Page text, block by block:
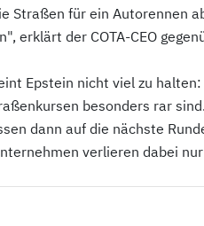
Straßen für ein Autorennen
erklärt der COTA-CEO
Epstein nicht viel zu
besonders rar
dann auf die nächste
verlieren dabei